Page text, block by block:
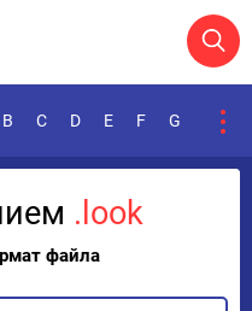
B C D E F G
.look
файла